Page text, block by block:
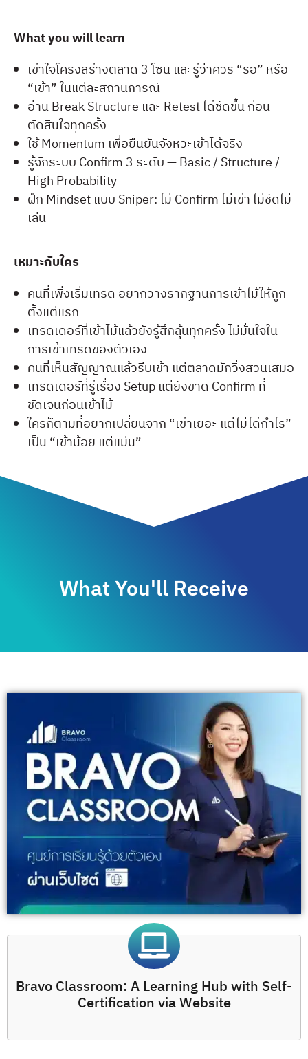
What you will learn
เข้าใจโครงสร้างตลาด 3 โซน และรู้ว่าควร “รอ” หรือ
“เข้า” ในแต่ละสถานการณ์
อ่าน Break Structure และ Retest ได้ชัดขึ้น ก่อน
ตัดสินใจทุกครั้ง
ใช้ Momentum เพื่อยืนยันจังหวะเข้าได้จริง
รู้จักระบบ Confirm 3 ระดับ — Basic / Structure /
High Probability
ฝึก Mindset แบบ Sniper: ไม่ Confirm ไม่เข้า ไม่ชัดไม่
เล่น
เหมาะกับใคร
คนที่เพิ่งเริ่มเทรด อยากวางรากฐานการเข้าไม้ให้ถูก
ตั้งแต่แรก
เทรดเดอร์ที่เข้าไม้แล้วยังรู้สึกลุ้นทุกครั้ง ไม่มั่นใจใน
การเข้าเทรดของตัวเอง
คนที่เห็นสัญญาณแล้วรีบเข้า แต่ตลาดมักวิ่งสวนเสมอ
เทรดเดอร์ที่รู้เรื่อง Setup แต่ยังขาด Confirm ที่
ชัดเจนก่อนเข้าไม้
ใครก็ตามที่อยากเปลี่ยนจาก “เข้าเยอะ แต่ไม่ได้กำไร”
เป็น “เข้าน้อย แต่แม่น”
What You'll Receive
Bravo Classroom: A Learning Hub with Self-
Certification via Website